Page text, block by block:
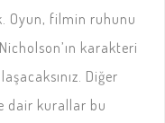
Oyun, filmin ruhunu
karakteri
Diğer
dair kurallar bu